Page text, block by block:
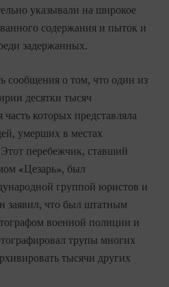
указывали на широкое
содержания и пыток и
задержанных.
сообщения о том, что один из
десятки тысяч
которых представляла
умерших в местах
перебежчик, ставший
«Цезарь», был
группой юристов и
заявил, что был штатным
военной полиции и
трупы многих
тысячи других